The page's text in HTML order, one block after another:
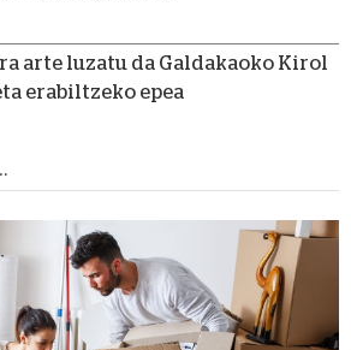
arte luzatu da Galdakaoko Kirol
erabiltzeko epea